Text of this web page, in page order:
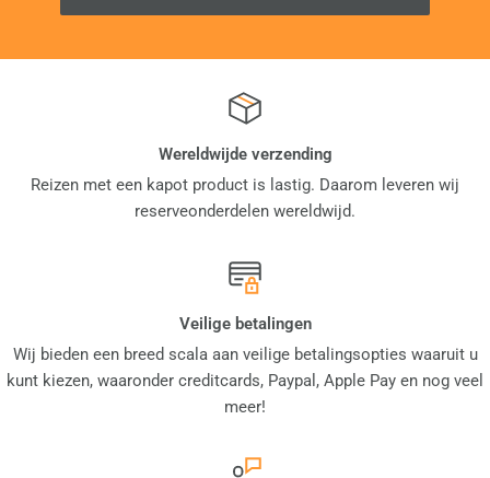
Wereldwijde verzending
Reizen met een kapot product is lastig. Daarom leveren wij
reserveonderdelen wereldwijd.
Veilige betalingen
Wij bieden een breed scala aan veilige betalingsopties waaruit u
kunt kiezen, waaronder creditcards, Paypal, Apple Pay en nog veel
meer!